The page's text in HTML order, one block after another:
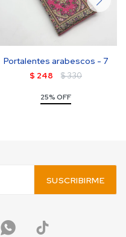
Portalentes arabescos - 7
$ 248 $330
25% OFF
SUSCRIBIRME
 